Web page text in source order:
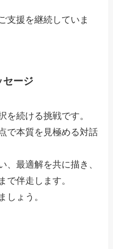
支援を継続していま
セージ
を続ける挑戦です。
で本質を見極める対話
、最適解を共に描き、
で伴走します。
しょう。